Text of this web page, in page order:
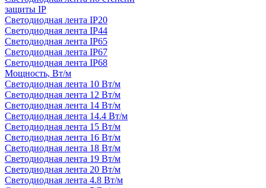
защиты IP
Светодиодная лента IP20
Светодиодная лента IP44
Светодиодная лента IP65
Светодиодная лента IP67
Светодиодная лента IP68
Мощность, Вт/м
Светодиодная лента 10 Вт/м
Светодиодная лента 12 Вт/м
Светодиодная лента 14 Вт/м
Светодиодная лента 14.4 Вт/м
Светодиодная лента 15 Вт/м
Светодиодная лента 16 Вт/м
Светодиодная лента 18 Вт/м
Светодиодная лента 19 Вт/м
Светодиодная лента 20 Вт/м
Светодиодная лента 4.8 Вт/м